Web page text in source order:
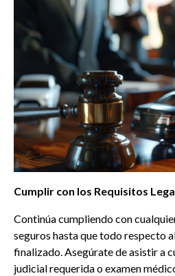
Cumplir con los Requisitos
Continúa cumpliendo con
seguros hasta que todo respecto
finalizado. Asegúrate de asistir a
judicial requerida o examen